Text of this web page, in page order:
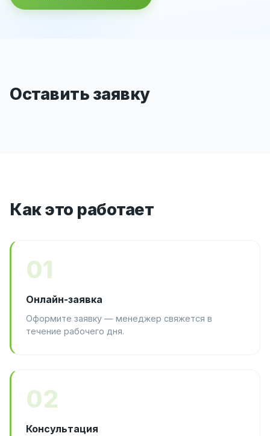
Оставить заявку
Как это работает
01
Онлайн-заявка
Оформите заявку — менеджер свяжется в
течение рабочего дня.
02
Консультация